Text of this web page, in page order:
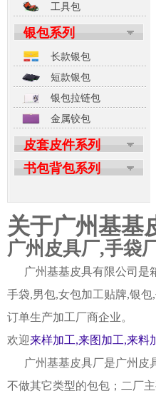
工具包
银包系列
长款银包
短款银包
银包拉链包
金属铰包
皮套皮件系列
书包背包系列
关于广州基基
广州皮具厂,手袋
广州基基皮具有限公司是
手袋,男包,女包加工贴牌,银
订单生产加工厂商企业。
欢迎来样加工,来图加工,来料
广州基基皮具厂是广州皮
不做其它类型的包包；二厂